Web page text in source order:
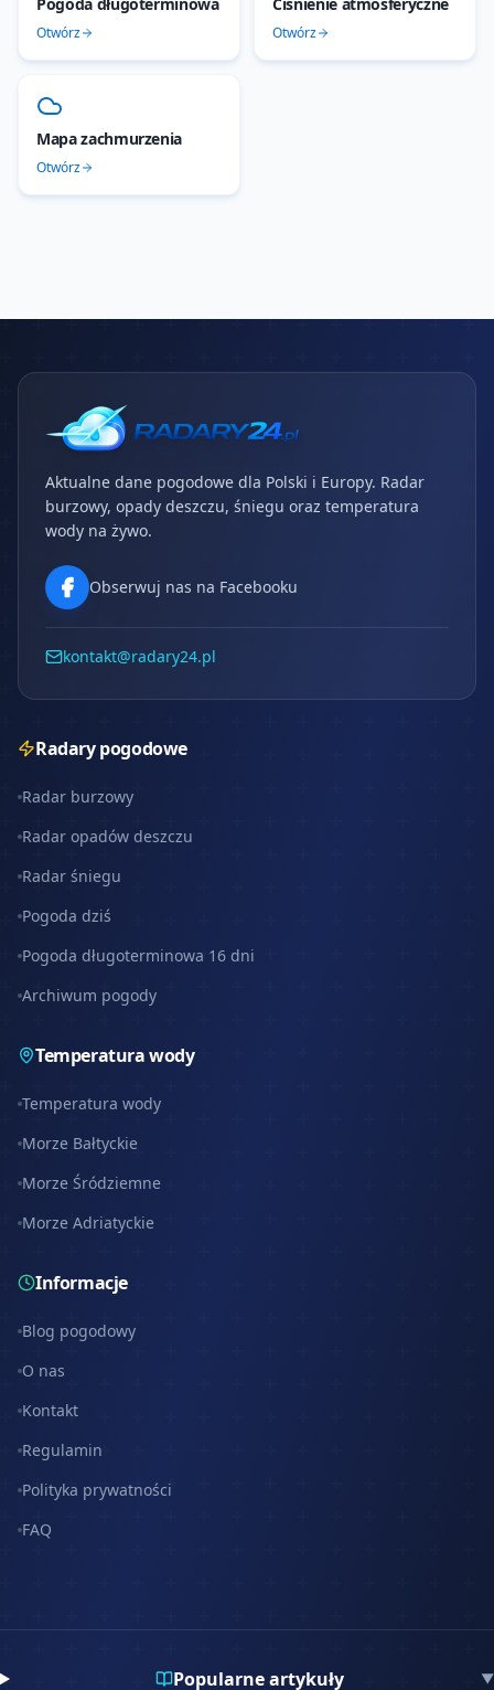
Otwórz Otwórz
Mapa zachmurzenia
Otwórz
Aktualne dane pogodowe dla Polski i Europy. Radar
burzowy, opady deszczu, śniegu oraz temperatura
wody na żywo.
Obserwuj nas na Facebooku
kontakt@radary24.pl
Radary pogodowe
Radar burzowy
Radar opadów deszczu
Radar śniegu
Pogoda dziś
Pogoda długoterminowa 16 dni
Archiwum pogody
Temperatura wody
Temperatura wody
Morze Bałtyckie
Morze Śródziemne
Morze Adriatyckie
Informacje
Blog pogodowy
O nas
Kontakt
Regulamin
Polityka prywatności
FAQ
Popularne artykuły ▼